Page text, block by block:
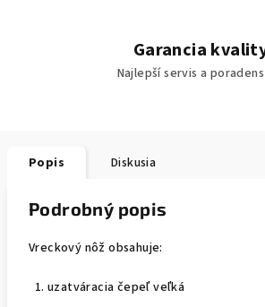
Garancia
Najlepší servis a
Popis Diskusia
Podrobný popis
Vreckový nôž obsahuje:
1. uzatváracia čepeľ veľká